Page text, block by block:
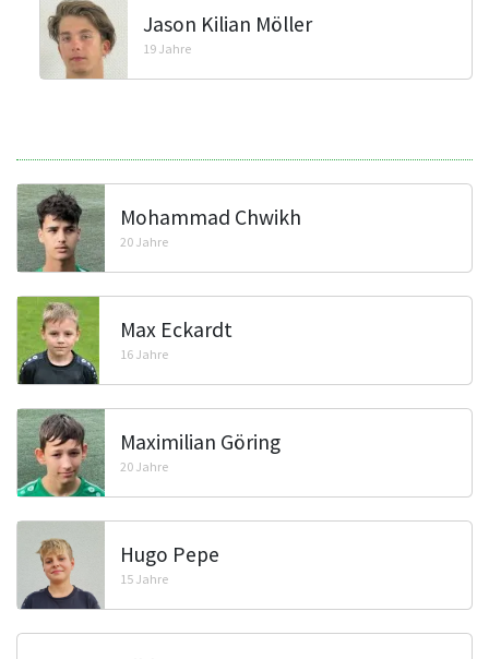
Jason Kilian Möller
19 Jahre
Mohammad Chwikh
20 Jahre
Max Eckardt
16 Jahre
Maximilian Göring
20 Jahre
Hugo Pepe
15 Jahre